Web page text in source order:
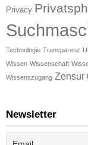
Privacy
Technologie Transparenz
Wissen Wissenschaft
Wissenszugang Zensur
Newsletter